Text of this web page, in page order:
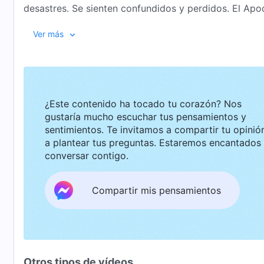
desastres. Se sienten confundidos y perdidos. El
comenzado a precipitarse, así que ¿por qué el
hemos sido ascendidos al reino de los cielos? Estas
salvación por medio de la fe realmente nos lleva al
verdadera podemos profundizar juntos en esto y
Ver más
¿Este contenido ha tocado tu corazón? Nos
gustaría mucho escuchar tus pensamientos y
sentimientos. Te invitamos a compartir tu opinión o
a plantear tus preguntas. Estaremos encantados de
conversar contigo.
Compartir mis pensamientos